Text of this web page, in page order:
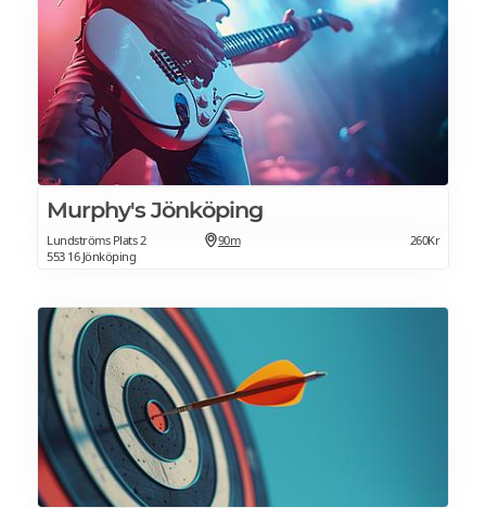
Murphy's Jönköping
Lundströms Plats 2
553 16 Jönköping
90m 260Kr